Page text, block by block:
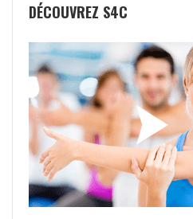
DÉCOUVREZ S4C